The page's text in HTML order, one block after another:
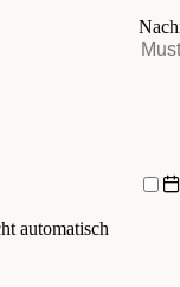
automatisch